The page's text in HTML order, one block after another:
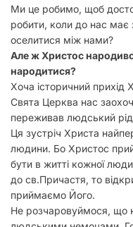
Ми це робимо, щоб
робити, коли до нас має
оселитися між нами?
Але ж Христос
народитися?
Хоча історичний
Свята Церква нас
переживав людський
Ця зустріч Христа
людини. Бо Христос
бути в житті кожної
до св.Причастя, то
приймаємо Його.
Не розчаровуймося, що